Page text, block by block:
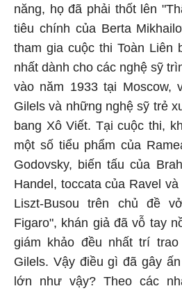
năng, họ đã phải thốt lên
tiêu chính của Berta
tham gia cuộc thi Toàn Liên
nhất dành cho các nghệ sỹ
vào năm 1933 tại Moscow,
Gilels và những nghệ sỹ trẻ
bang Xô Viết. Tại cuộc thi,
một số tiểu phẩm của
Godovsky, biến tấu của
Handel, toccata của Ravel
Liszt-Busou trên chủ đề
Figaro", khán giả đã vỗ tay
giám khảo đều nhất trí
Gilels. Vậy điều gì đã gây
lớn như vậy? Theo các